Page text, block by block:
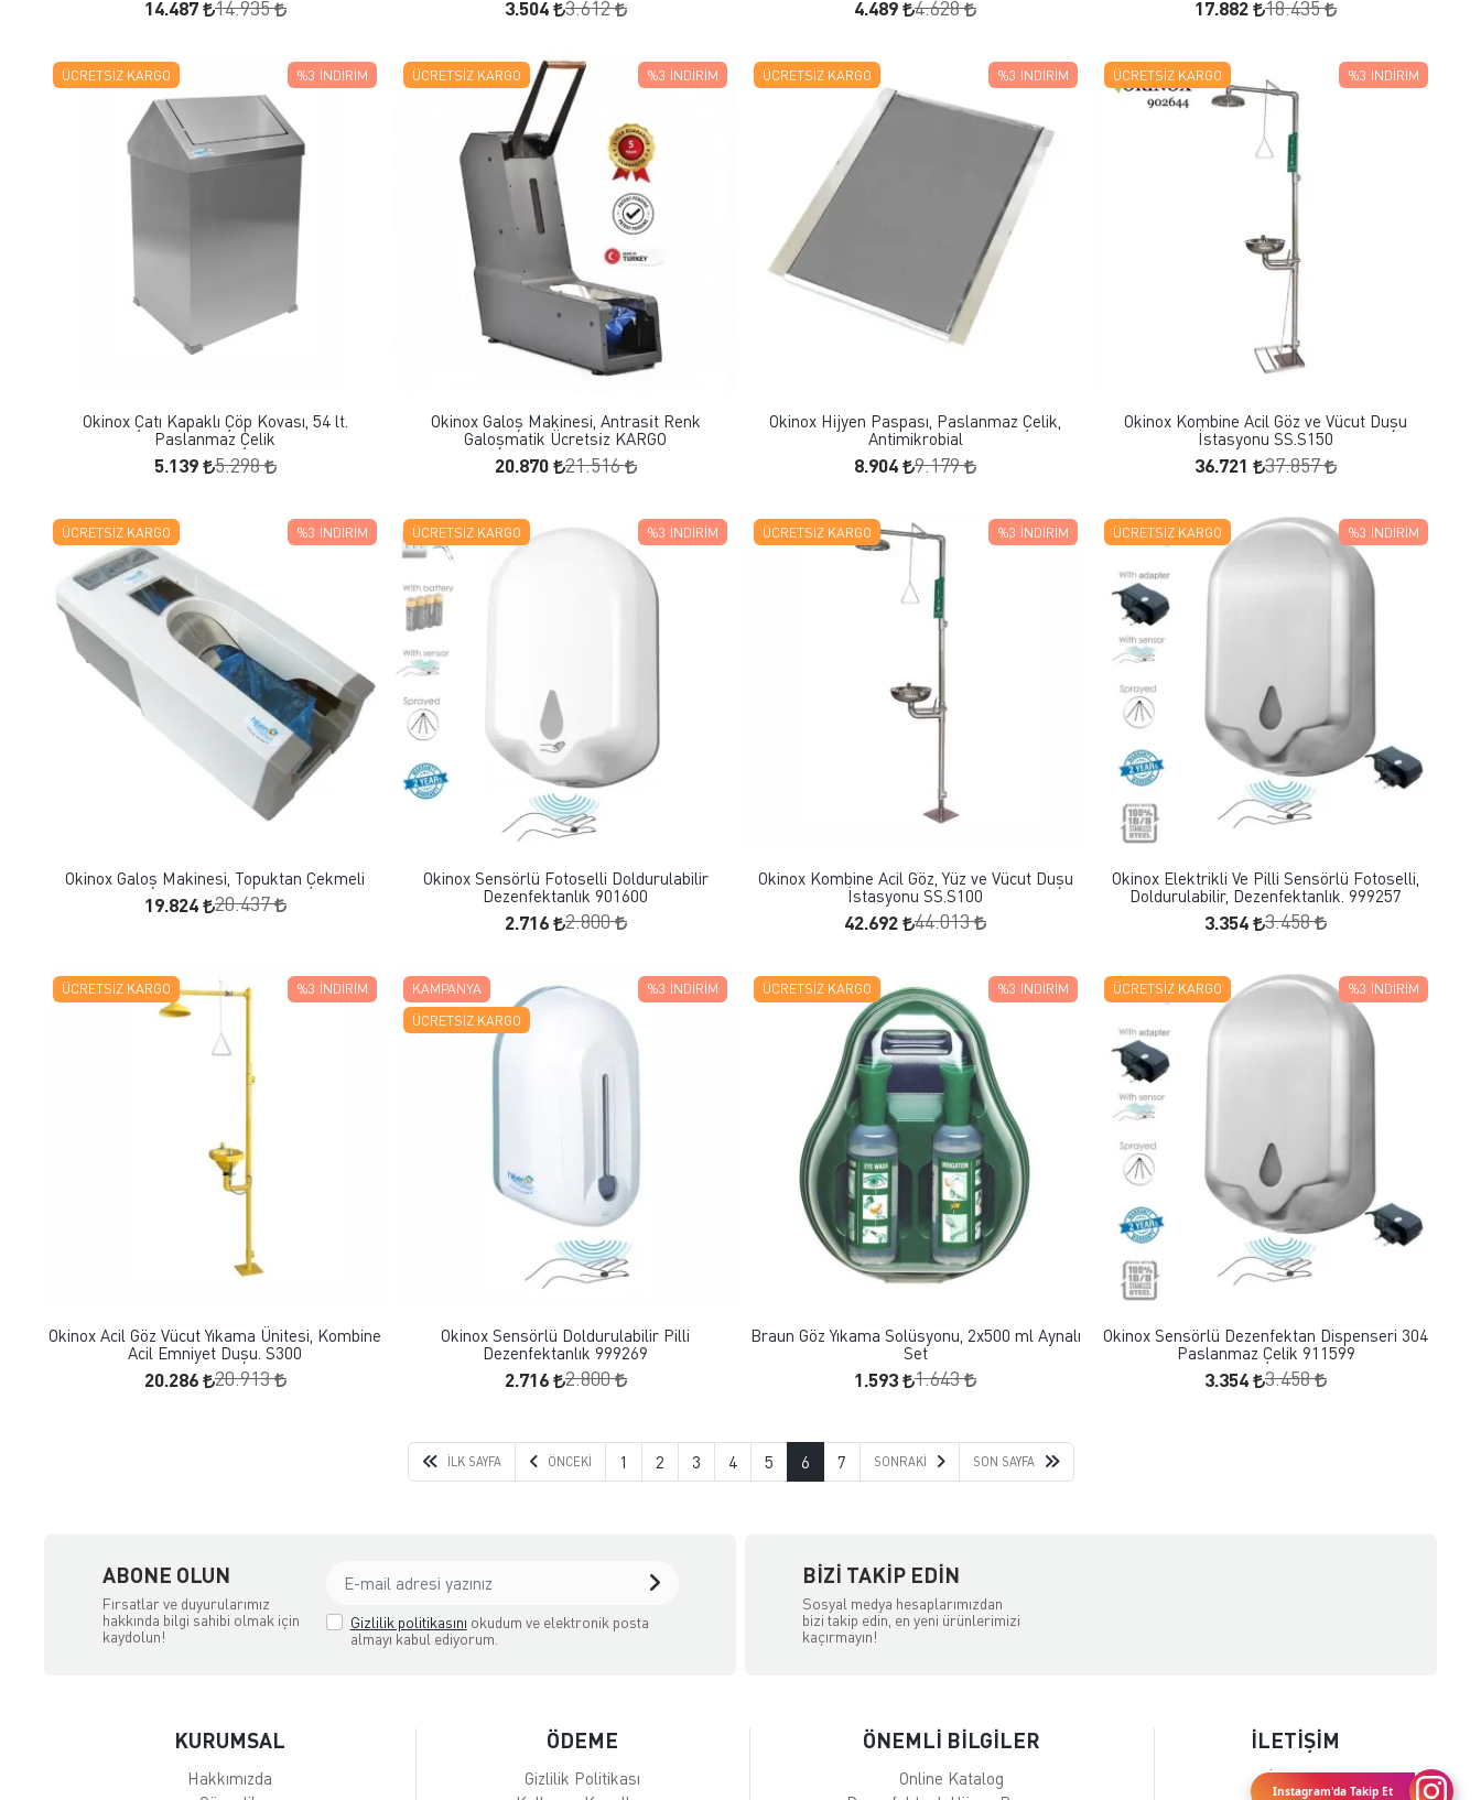
Instagram'da Takip Et
14.487 14.935 3.504 3.612 4.489 4.628 17.882 18.435
FAVORILERE EKLE
SEPETE EKLE
ÜCRETSIZ KARGO
Okinox Çatı Kapaklı Çöp Kovası, 54 lt.
Paslanmaz Çelik
5.139 5.298
%3 İNDIRIM
FAVORILERE EKLE
SEPETE EKLE
ÜCRETSIZ KARGO
Okinox Galoş Makinesi, Antrasi̇t Renk
Galoşmatik Ücretsi̇z KARGO
20.870 21.516
%3 İNDIRIM
FAVORILERE EKLE
ÜCRETSIZ KARGO
Okinox Hijyen Paspası, Paslanmaz Çelik,
Antimikrobial
8.904 9.179
%3 İNDIRIM
FAVORILERE EKLE
SEPETE EKLE
ÜCRETSIZ KARGO
Okinox Kombine Acil Göz ve Vücut Duşu
İstasyonu SS.S150
36.721 37.857
%3 İNDIRIM
FAVORILERE EKLE
SEPETE EKLE
ÜCRETSIZ KARGO
Okinox Galoş Makinesi, Topuktan Çekmeli
19.824 20.437
%3 İNDIRIM
FAVORILERE EKLE
SEPETE EKLE
ÜCRETSIZ KARGO
Okinox Sensörlü Fotoselli Doldurulabilir
Dezenfektanlık 901600
2.716 2.800
%3 İNDIRIM
SEPETE EKLE
ÜCRETSIZ KARGO
Okinox Kombine Acil Göz, Yüz ve Vücut Duşu
İstasyonu SS.S100
42.692 44.013
%3 İNDIRIM
FAVORILERE EKLE
SEPETE EKLE
ÜCRETSIZ KARGO
Okinox Elektrikli Ve Pilli Sensörlü Fotoselli,
Doldurulabilir, Dezenfektanlık. 999257
3.354 3.458
%3 İNDIRIM
SEPETE EKLE
ÜCRETSIZ KARGO
Okinox Acil Göz Vücut Yıkama Ünitesi, Kombine
Acil Emniyet Duşu. S300
20.286 20.913
%3 İNDIRIM
SEPETE EKLE
KAMPANYA
ÜCRETSIZ KARGO
Okinox Sensörlü Doldurulabilir Pilli
Dezenfektanlık 999269
2.716 2.800
%3 İNDIRIM
FAVORILERE EKLE
SEPETE EKLE
ÜCRETSIZ KARGO
Braun Göz Yıkama Solüsyonu, 2x500 ml Aynalı
Set
1.593 1.643
%3 İNDIRIM
FAVORILERE EKLE
SEPETE EKLE
ÜCRETSIZ KARGO
Okinox Sensörlü Dezenfektan Dispenseri 304
Paslanmaz Çelik 911599
3.354 3.458
%3 İNDIRIM
İLK SAYFA ÖNCEKI 1 2 3 4 5 6 7 SONRAKI SON SAYFA
ABONE OLUN
Fırsatlar ve duyurularımız
hakkında bilgi sahibi olmak için
kaydolun!
Gizlilik politikasını okudum ve elektronik posta
almayı kabul ediyorum.
BIZI TAKIP EDIN
Sosyal medya hesaplarımızdan
bizi takip edin, en yeni ürünlerimizi
kaçırmayın!
KURUMSAL
Hakkımızda
ÖDEME
Gizlilik Politikası
ÖNEMLİ BİLGİLER
Online Katalog
İLETİŞİM
İletişim